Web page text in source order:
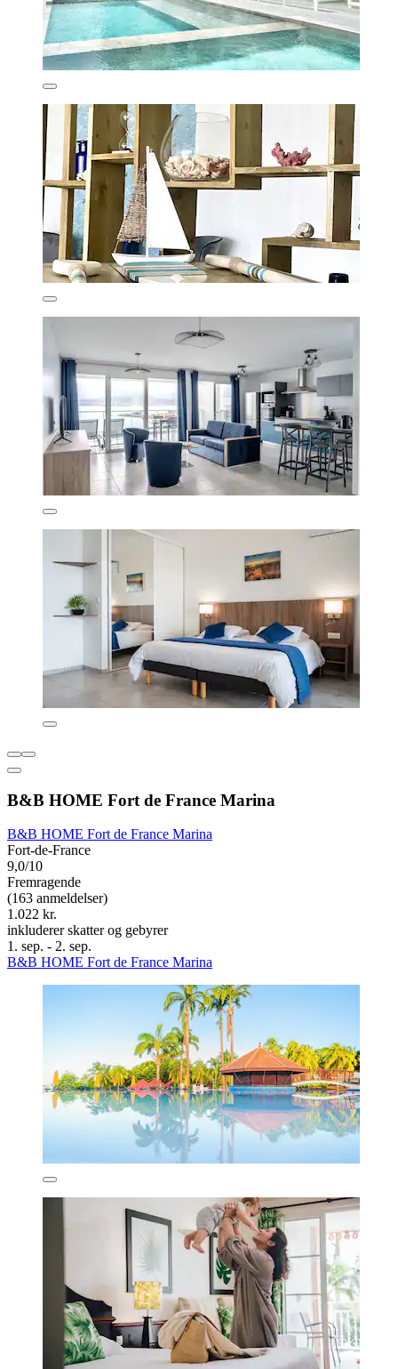
B&B HOME Fort de France Marina
B&B HOME Fort de France Marina
Fort-de-France
9,0/10
Fremragende
(163 anmeldelser)
1.022 kr.
inkluderer skatter og gebyrer
1. sep. - 2. sep.
B&B HOME Fort de France Marina